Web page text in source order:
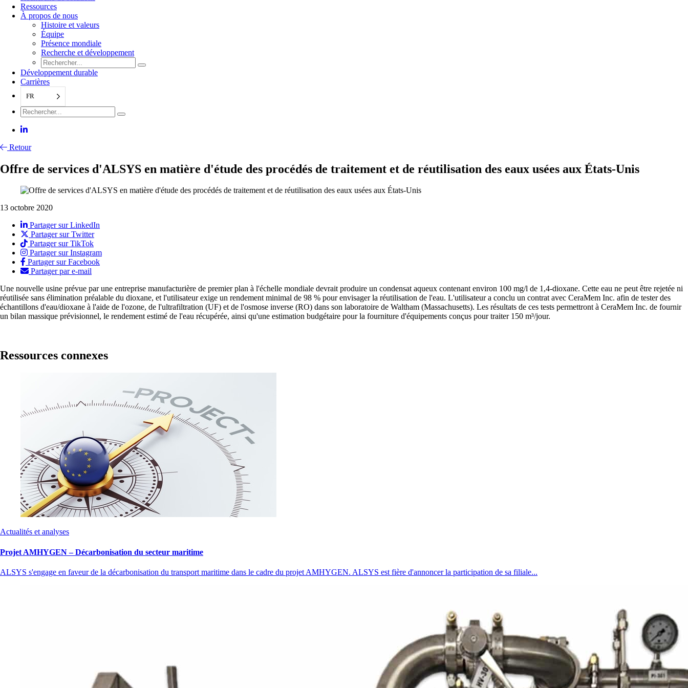
Ressources
À propos de nous
Histoire et valeurs
Équipe
Présence mondiale
Recherche et développement
Développement durable
Carrières
FR
Retour
Offre de services d'ALSYS en matière d'étude des procédés de traitement et de réutilisation des eaux usées aux États-Unis
13 octobre 2020
Partager sur LinkedIn
Partager sur Twitter
Partager sur TikTok
Partager sur Instagram
Partager sur Facebook
Partager par e-mail
Une nouvelle usine prévue par une entreprise manufacturière de premier plan à l'échelle mondiale devrait produire un condensat aqueux contenant environ 100 mg/l de 1,4-dioxane. Cette eau ne peut être rejetée ni
réutilisée sans élimination préalable du dioxane, et l'utilisateur exige un rendement minimal de 98 % pour envisager la réutilisation de l'eau. L'utilisateur a conclu un contrat avec CeraMem Inc. afin de tester des
échantillons d'eau/dioxane à l'aide de l'ozone, de l'ultrafiltration (UF) et de l'osmose inverse (RO) dans son laboratoire de Waltham (Massachusetts). Les résultats de ces tests permettront à CeraMem Inc. de fournir
un bilan massique prévisionnel, le rendement estimé de l'eau récupérée, ainsi qu'une estimation budgétaire pour la fourniture d'équipements conçus pour traiter 150 m³/jour.
Ressources connexes
Actualités et analyses
Projet AMHYGEN – Décarbonisation du secteur maritime
ALSYS s'engage en faveur de la décarbonisation du transport maritime dans le cadre du projet AMHYGEN. ALSYS est fière d'annoncer la participation de sa filiale...